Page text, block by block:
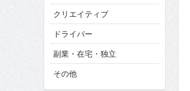
クリエイティブ
ドライバー
副業・在宅・独立
その他